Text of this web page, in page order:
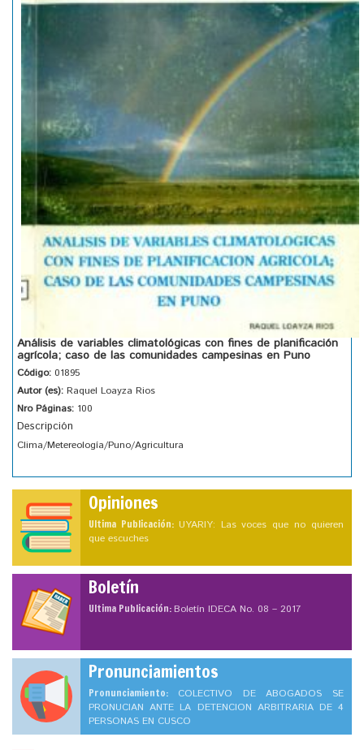
Análisis de variables climatológicas con fines de planificación
agrícola; caso de las comunidades campesinas en Puno
Código: 01895
Autor (es): Raquel Loayza Rios
Nro Páginas: 100
Descripción
Clima/Metereología/Puno/Agricultura
Opiniones
Ultima Publicación: UYARIY: Las voces que no quieren
que escuches
Boletín
Ultima Publicación:Boletín IDECA No. 08 – 2017
Pronunciamientos
Pronunciamiento: COLECTIVO DE ABOGADOS SE
PRONUCIAN ANTE LA DETENCION ARBITRARIA DE 4
PERSONAS EN CUSCO